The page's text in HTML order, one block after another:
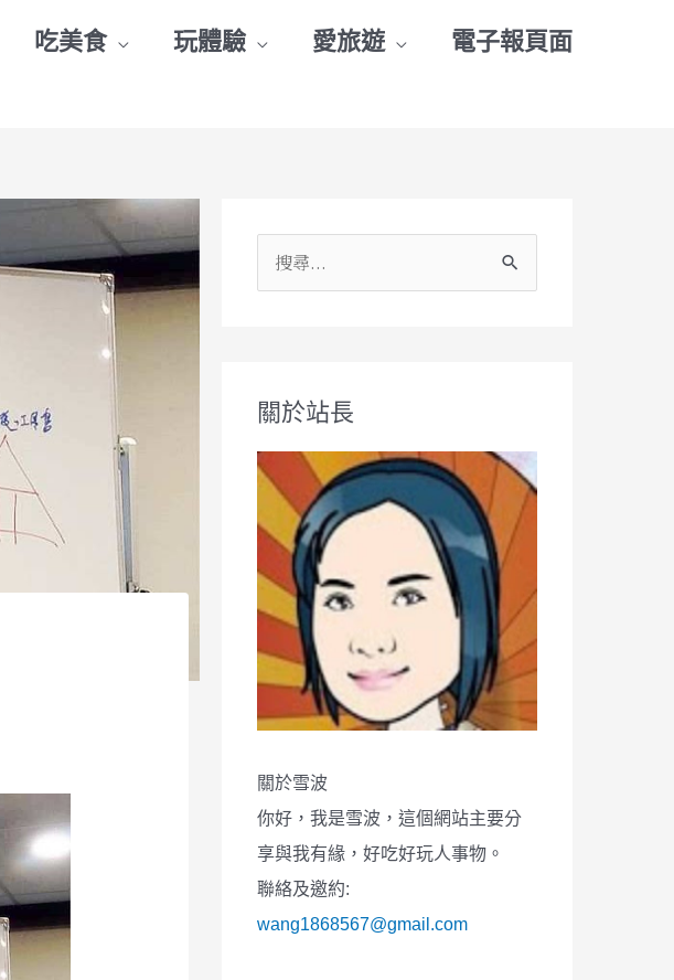
吃美食 玩體驗 愛旅遊 電子報頁面
字
關於站長
關於雪波
你好，我是雪波，這個網站主要分
享與我有緣，好吃好玩人事物。
聯絡及邀約:
wang1868567@gmail.com